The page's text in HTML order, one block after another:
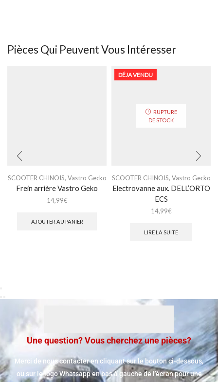
Pièces Qui Peuvent Vous Intéresser
SCOOTER CHINOIS, Vastro Gecko
Frein arrière Vastro Geko
14,99€
AJOUTER AU PANIER
RUPTURE
DE STOCK
DÉJA VENDU
SCOOTER CHINOIS, Vastro Gecko
Electrovanne aux. DELL’ORTO
ECS
14,99€
LIRE LA SUITE
Une question? Vous cherchez une pièces?
Merci de nous contacter en cliquant sur le bouton ci-dessous,
ou sur le logo Whatsapp en bas à gauche de l’écran pour une